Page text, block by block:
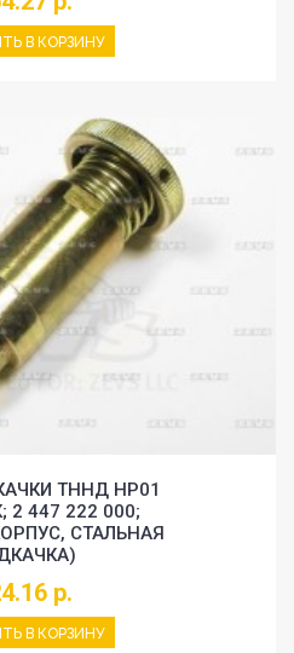
В КОРЗИНУ
ТННД HP01
2 447 222 000;
СТАЛЬНАЯ
р.
В КОРЗИНУ